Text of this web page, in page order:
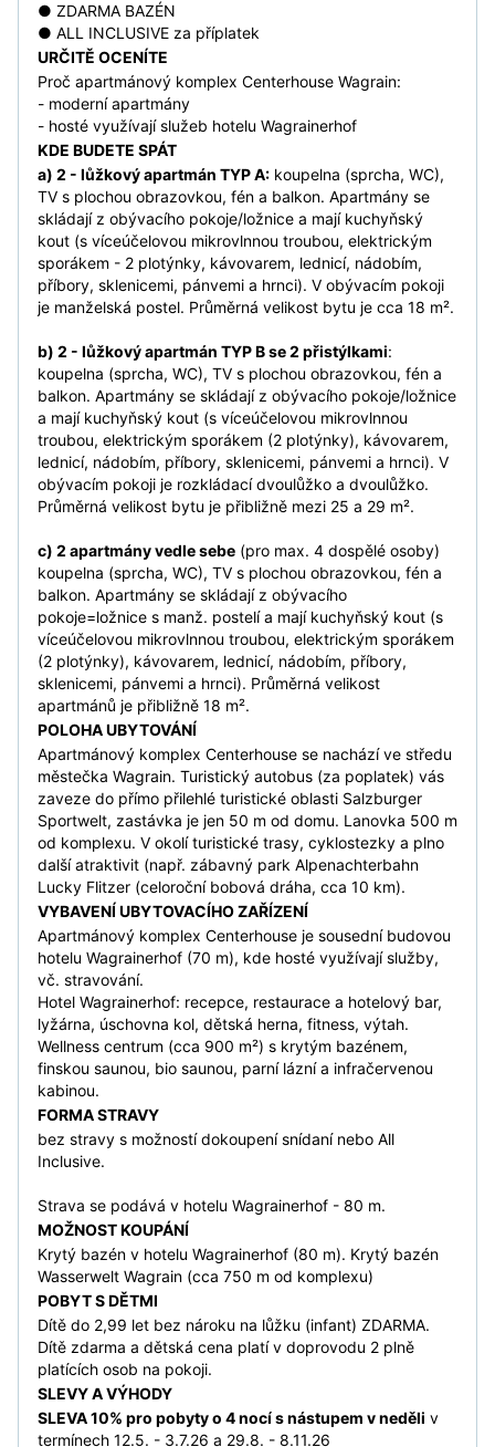
● ZDARMA BAZÉN
● ALL INCLUSIVE za příplatek
URČITĚ OCENÍTE
Proč apartmánový komplex Centerhouse Wagrain:
- moderní apartmány
- hosté využívají služeb hotelu Wagrainerhof
KDE BUDETE SPÁT
a) 2 - lůžkový apartmán TYP A: koupelna (sprcha, WC),
TV s plochou obrazovkou, fén a balkon. Apartmány se
skládají z obývacího pokoje/ložnice a mají kuchyňský
kout (s víceúčelovou mikrovlnnou troubou, elektrickým
sporákem - 2 plotýnky, kávovarem, lednicí, nádobím,
příbory, sklenicemi, pánvemi a hrnci). V obývacím pokoji
je manželská postel. Průměrná velikost bytu je cca 18 m².
b) 2 - lůžkový apartmán TYP B se 2 přistýlkami:
koupelna (sprcha, WC), TV s plochou obrazovkou, fén a
balkon. Apartmány se skládají z obývacího pokoje/ložnice
a mají kuchyňský kout (s víceúčelovou mikrovlnnou
troubou, elektrickým sporákem (2 plotýnky), kávovarem,
lednicí, nádobím, příbory, sklenicemi, pánvemi a hrnci). V
obývacím pokoji je rozkládací dvoulůžko a dvoulůžko.
Průměrná velikost bytu je přibližně mezi 25 a 29 m².
c) 2 apartmány vedle sebe (pro max. 4 dospělé osoby)
koupelna (sprcha, WC), TV s plochou obrazovkou, fén a
balkon. Apartmány se skládají z obývacího
pokoje=ložnice s manž. postelí a mají kuchyňský kout (s
víceúčelovou mikrovlnnou troubou, elektrickým sporákem
(2 plotýnky), kávovarem, lednicí, nádobím, příbory,
sklenicemi, pánvemi a hrnci). Průměrná velikost
apartmánů je přibližně 18 m².
POLOHA UBYTOVÁNÍ
Apartmánový komplex Centerhouse se nachází ve středu
městečka Wagrain. Turistický autobus (za poplatek) vás
zaveze do přímo přilehlé turistické oblasti Salzburger
Sportwelt, zastávka je jen 50 m od domu. Lanovka 500 m
od komplexu. V okolí turistické trasy, cyklostezky a plno
další atraktivit (např. zábavný park Alpenachterbahn
Lucky Flitzer (celoroční bobová dráha, cca 10 km).
VYBAVENÍ UBYTOVACÍHO ZAŘÍZENÍ
Apartmánový komplex Centerhouse je sousední budovou
hotelu Wagrainerhof (70 m), kde hosté využívají služby,
vč. stravování.
Hotel Wagrainerhof: recepce, restaurace a hotelový bar,
lyžárna, úschovna kol, dětská herna, fitness, výtah.
Wellness centrum (cca 900 m²) s krytým bazénem,
finskou saunou, bio saunou, parní lázní a infračervenou
kabinou.
FORMA STRAVY
bez stravy s možností dokoupení snídaní nebo All
Inclusive.
Strava se podává v hotelu Wagrainerhof - 80 m.
MOŽNOST KOUPÁNÍ
Krytý bazén v hotelu Wagrainerhof (80 m). Krytý bazén
Wasserwelt Wagrain (cca 750 m od komplexu)
POBYT S DĚTMI
Dítě do 2,99 let bez nároku na lůžku (infant) ZDARMA.
Dítě zdarma a dětská cena platí v doprovodu 2 plně
platících osob na pokoji.
SLEVY A VÝHODY
SLEVA 10% pro pobyty o 4 nocí s nástupem v neděli v
termínech 12.5. - 3.7.26 a 29.8. - 8.11.26